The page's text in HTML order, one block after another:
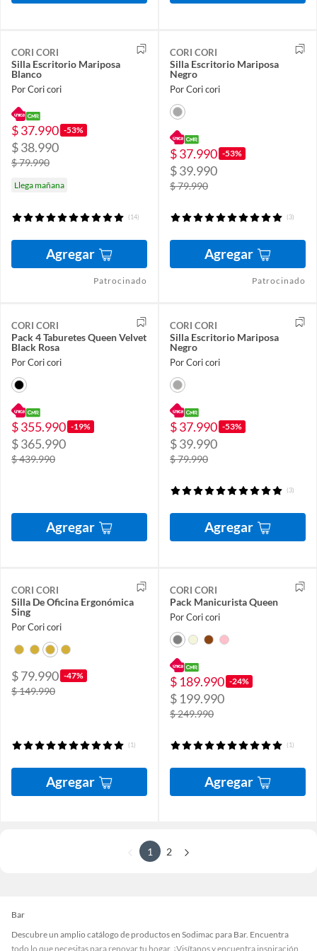
CORI CORI
Silla Escritorio Mariposa
Blanco
Por Cori cori
$ 37.990 -53%
$ 38.990
$ 79.990
Llega mañana
(14)
Agregar
Patrocinado
CORI CORI
Silla Escritorio Mariposa
Negro
Por Cori cori
$ 37.990 -53%
$ 39.990
$ 79.990
(3)
Agregar
Patrocinado
CORI CORI
Pack 4 Taburetes Queen Velvet
Black Rosa
Por Cori cori
$ 355.990 -19%
$ 365.990
$ 439.990
Agregar
CORI CORI
Silla Escritorio Mariposa
Negro
Por Cori cori
$ 37.990 -53%
$ 39.990
$ 79.990
(3)
Agregar
CORI CORI
Silla De Oficina Ergonómica
Sing
Por Cori cori
$ 79.990 -47%
$ 149.990
(1)
Agregar
CORI CORI
Pack Manicurista Queen
Por Cori cori
$ 189.990 -24%
$ 199.990
$ 249.990
(1)
Agregar
1 2
Bar
Descubre un amplio catálogo de productos en Sodimac para Bar. Encuentra
todo lo que necesitas para renovar tu hogar. ¡Visítanos y encuentra inspiración